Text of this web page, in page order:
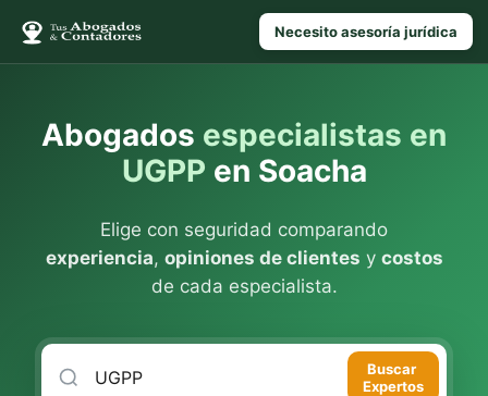
Necesito asesoría jurídica
Abogados especialistas en
UGPP en Soacha
Elige con seguridad comparando
experiencia, opiniones de clientes y costos
de cada especialista.
Buscar
Expertos